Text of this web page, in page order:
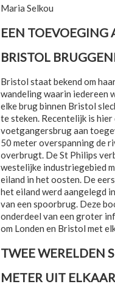
Maria Selkou
EEN TOEVOEGING
BRISTOL
Bristol staat bekend om
wandeling waarin iedereen
elke brug binnen Bristol
te steken. Recentelijk is hier
voetgangersbrug aan
50 meter overspanning de
overbrugt. De St Philips
westelijke industriegebied
eiland in het oosten. De
het eiland werd aangelegd
van een spoorbrug. Deze
onderdeel van een groter
om Londen en Bristol met
TWEE WERELDEN
METER UIT ELKAAR